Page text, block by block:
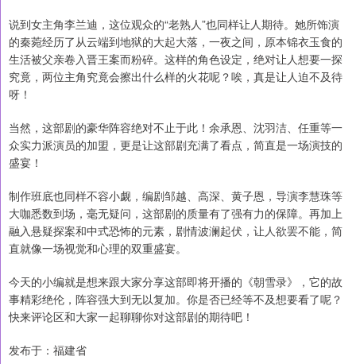
说到女主角李兰迪，这位观众的“老熟人”也同样让人期待。她所饰演
的秦菀经历了从云端到地狱的大起大落，一夜之间，原本锦衣玉食的
生活被父亲卷入晋王案而粉碎。这样的角色设定，绝对让人想要一探
究竟，两位主角究竟会擦出什么样的火花呢？唉，真是让人迫不及待
呀！
当然，这部剧的豪华阵容绝对不止于此！余承恩、沈羽洁、任重等一
众实力派演员的加盟，更是让这部剧充满了看点，简直是一场演技的
盛宴！
制作班底也同样不容小觑，编剧邹越、高深、黄子恩，导演李慧珠等
大咖悉数到场，毫无疑问，这部剧的质量有了强有力的保障。再加上
融入悬疑探案和中式恐怖的元素，剧情波澜起伏，让人欲罢不能，简
直就像一场视觉和心理的双重盛宴。
今天的小编就是想来跟大家分享这部即将开播的《朝雪录》，它的故
事精彩绝伦，阵容强大到无以复加。你是否已经等不及想要看了呢？
快来评论区和大家一起聊聊你对这部剧的期待吧！
发布于：福建省